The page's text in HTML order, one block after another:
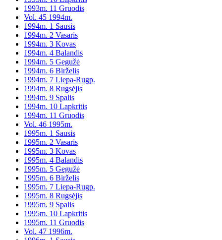
1993m. 11 Gruodis
Vol. 45 1994m.
1994m. 1 Sausis
1994m. 2 Vasaris
1994m. 3 Kovas
1994m. 4 Balandis
1994m. 5 Gegužė
1994m. 6 Birželis
1994m. 7 Liepa-Rugp.
1994m. 8 Rugsėjis
1994m. 9 Spalis
1994m. 10 Lapkritis
1994m. 11 Gruodis
Vol. 46 1995m.
1995m. 1 Sausis
1995m. 2 Vasaris
1995m. 3 Kovas
1995m. 4 Balandis
1995m. 5 Gegužė
1995m. 6 Birželis
1995m. 7 Liepa-Rugp.
1995m. 8 Rugsėjis
1995m. 9 Spalis
1995m. 10 Lapkritis
1995m. 11 Gruodis
Vol. 47 1996m.